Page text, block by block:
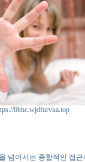
6bhc.wjdfurvka.top
넘어서는 종합적인 접